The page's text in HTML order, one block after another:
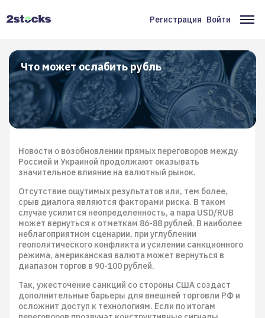
Меню
учётной
записи
пользователя
Регистрация Войти
Что может ослабить рубль
Новости о возобновлении прямых переговоров между
Россией и Украиной продолжают оказывать
значительное влияние на валютный рынок.
Отсутствие ощутимых результатов или, тем более,
срыв диалога являются факторами риска. В таком
случае усилится неопределенность, а пара USD/RUB
может вернуться к отметкам 86-88 рублей. В наиболее
неблагоприятном сценарии, при углублении
геополитического конфликта и усилении санкционного
режима, американская валюта может вернуться в
диапазон торгов в 90-100 рублей.
Так, ужесточение санкций со стороны США создаст
дополнительные барьеры для внешней торговли РФ и
осложнит доступ к технологиям. Если по итогам